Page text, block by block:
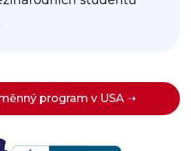
program v USA ➝